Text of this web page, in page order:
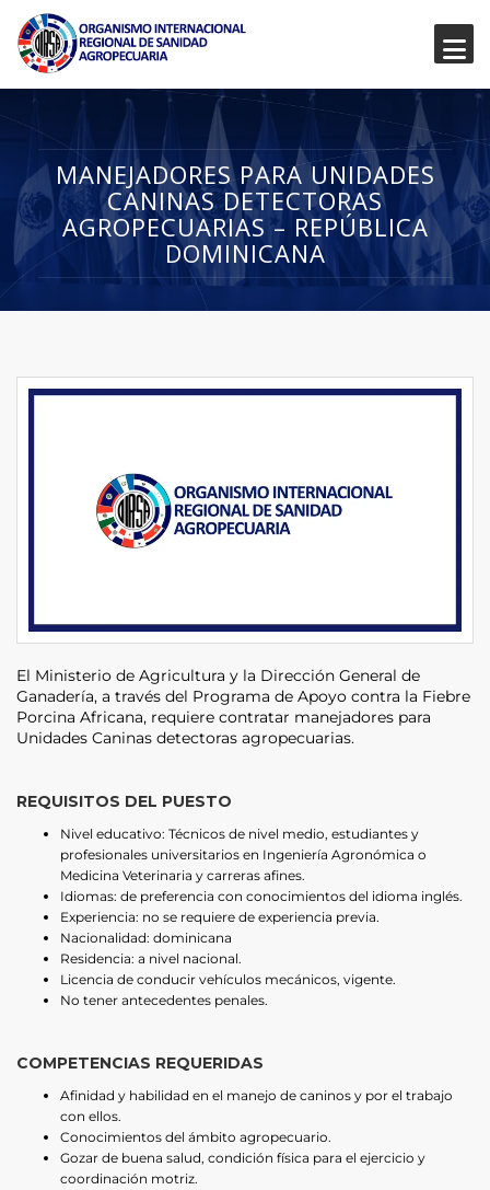
MANEJADORES PARA UNIDADES
CANINAS DETECTORAS
AGROPECUARIAS – REPÚBLICA
DOMINICANA
El Ministerio de Agricultura y la Dirección General de
Ganadería, a través del Programa de Apoyo contra la Fiebre
Porcina Africana, requiere contratar manejadores para
Unidades Caninas detectoras agropecuarias.
REQUISITOS DEL PUESTO
Nivel educativo: Técnicos de nivel medio, estudiantes y
profesionales universitarios en Ingeniería Agronómica o
Medicina Veterinaria y carreras afines.
Idiomas: de preferencia con conocimientos del idioma inglés.
Experiencia: no se requiere de experiencia previa.
Nacionalidad: dominicana
Residencia: a nivel nacional.
Licencia de conducir vehículos mecánicos, vigente.
No tener antecedentes penales.
COMPETENCIAS REQUERIDAS
Afinidad y habilidad en el manejo de caninos y por el trabajo
con ellos.
Conocimientos del ámbito agropecuario.
Gozar de buena salud, condición física para el ejercicio y
coordinación motriz.